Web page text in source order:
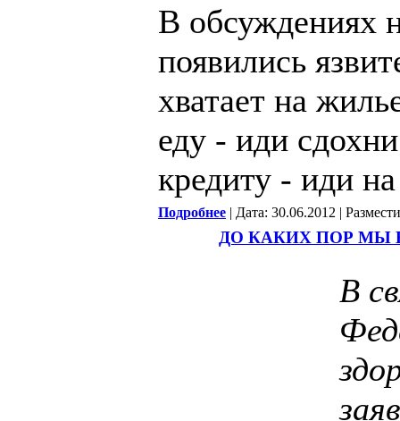
В обсуждениях
появились
хватает на
еду - иди
кредиту - иди
Подробнее | Дата: 30.06.2012 |
ДО КАКИХ ПОР МЫ
В